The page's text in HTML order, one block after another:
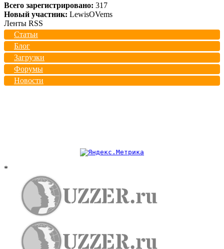
Всего зарегистрировано: 317
Новый участник: LewisOVems
Ленты RSS
Статьи
Блог
Загрузки
Форумы
Новости
*